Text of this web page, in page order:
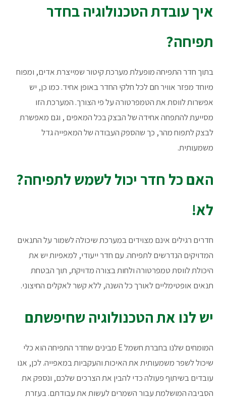
איך עובדת הטכנולוגיה בחדר
תפיחה?
בתוך חדר התפיחה מופעלת מערכת קיטור שמייצרת אדים, ומפוח
מיוחד מפזר אוויר חם לכל חלקי החדר באופן אחיד. כמו כן, יש
אפשרות לווסת את הטמפרטורה על פי הצורך. המערכת הזו
מסייעת להתפחה אחידה של הבצק בכל המאפים , וגם מאפשרת
לבצק לתפוח מהר, כך שהספק העבודה של המאפייה גדל
משמעותית.
האם כל חדר יכול לשמש לתפיחה?
לא!
חדרים רגילים אינם מצוידים במערכת שיכולה לשמור על התנאים
המדויקים הנדרשים לתפיחה. עם חדר ייעודי, למאפיות יש את
היכולת לווסת טמפרטורה ולחות בצורה מדויקת, תוך הבטחת
תנאים אופטימליים לאורך כל השנה, ללא קשר לאקלים החיצוני.
יש לנו את הטכנולוגיה שחיפשתם
המומחים שלנו בחברת חשמל E מבינים שחדר התפיחה הוא כלי
שיכול לשפר משמעותית את האיכות והעקביות במאפייה. לכן, אנו
עובדים בשיתוף פעולה כדי להבין את הצרכים שלכם, ונספק את
הסביבה המושלמת עבור השמרים לעשות את עבודתם. בעזרת